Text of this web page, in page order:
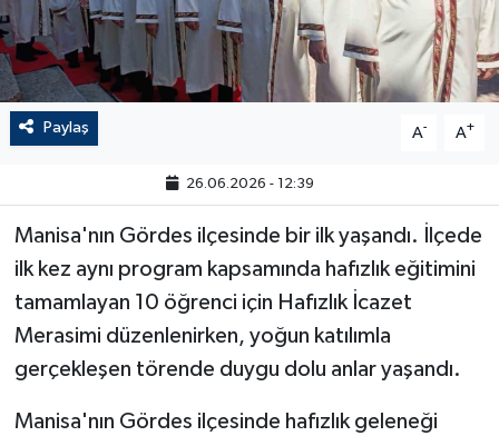
Paylaş A- A+
26.06.2026 - 12:39
Manisa'nın Gördes ilçesinde bir ilk yaşandı. İlçede
ilk kez aynı program kapsamında hafızlık eğitimini
tamamlayan 10 öğrenci için Hafızlık İcazet
Merasimi düzenlenirken, yoğun katılımla
gerçekleşen törende duygu dolu anlar yaşandı.
Manisa'nın Gördes ilçesinde hafızlık geleneği